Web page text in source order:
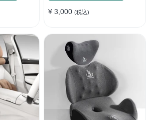
¥ 3,000 (税込)